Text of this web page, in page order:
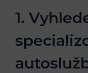
1.